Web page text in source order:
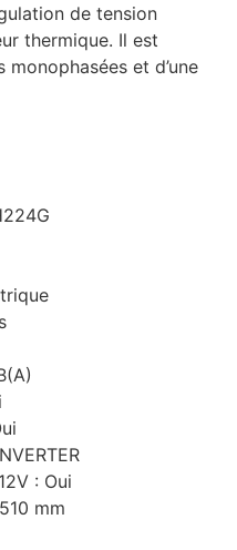
de tension
thermique. Il est
et d’une
: Oui
mm